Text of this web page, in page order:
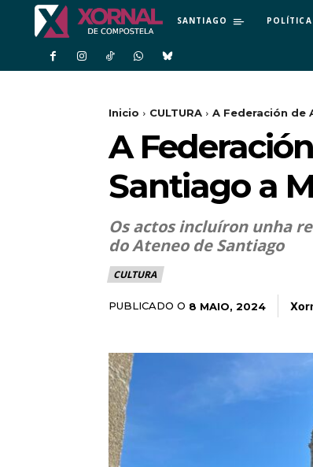
SANTIAGO POLÍTICA
Inicio CULTURA A Federación de
A
Santiago a
Os actos incluíron unha
do Ateneo de Santiago
CULTURA
PUBLICADO O 8 MAIO, 2024